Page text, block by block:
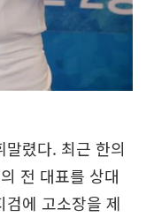
렸다. 최근 한의
전 대표를 상대
에 고소장을 제